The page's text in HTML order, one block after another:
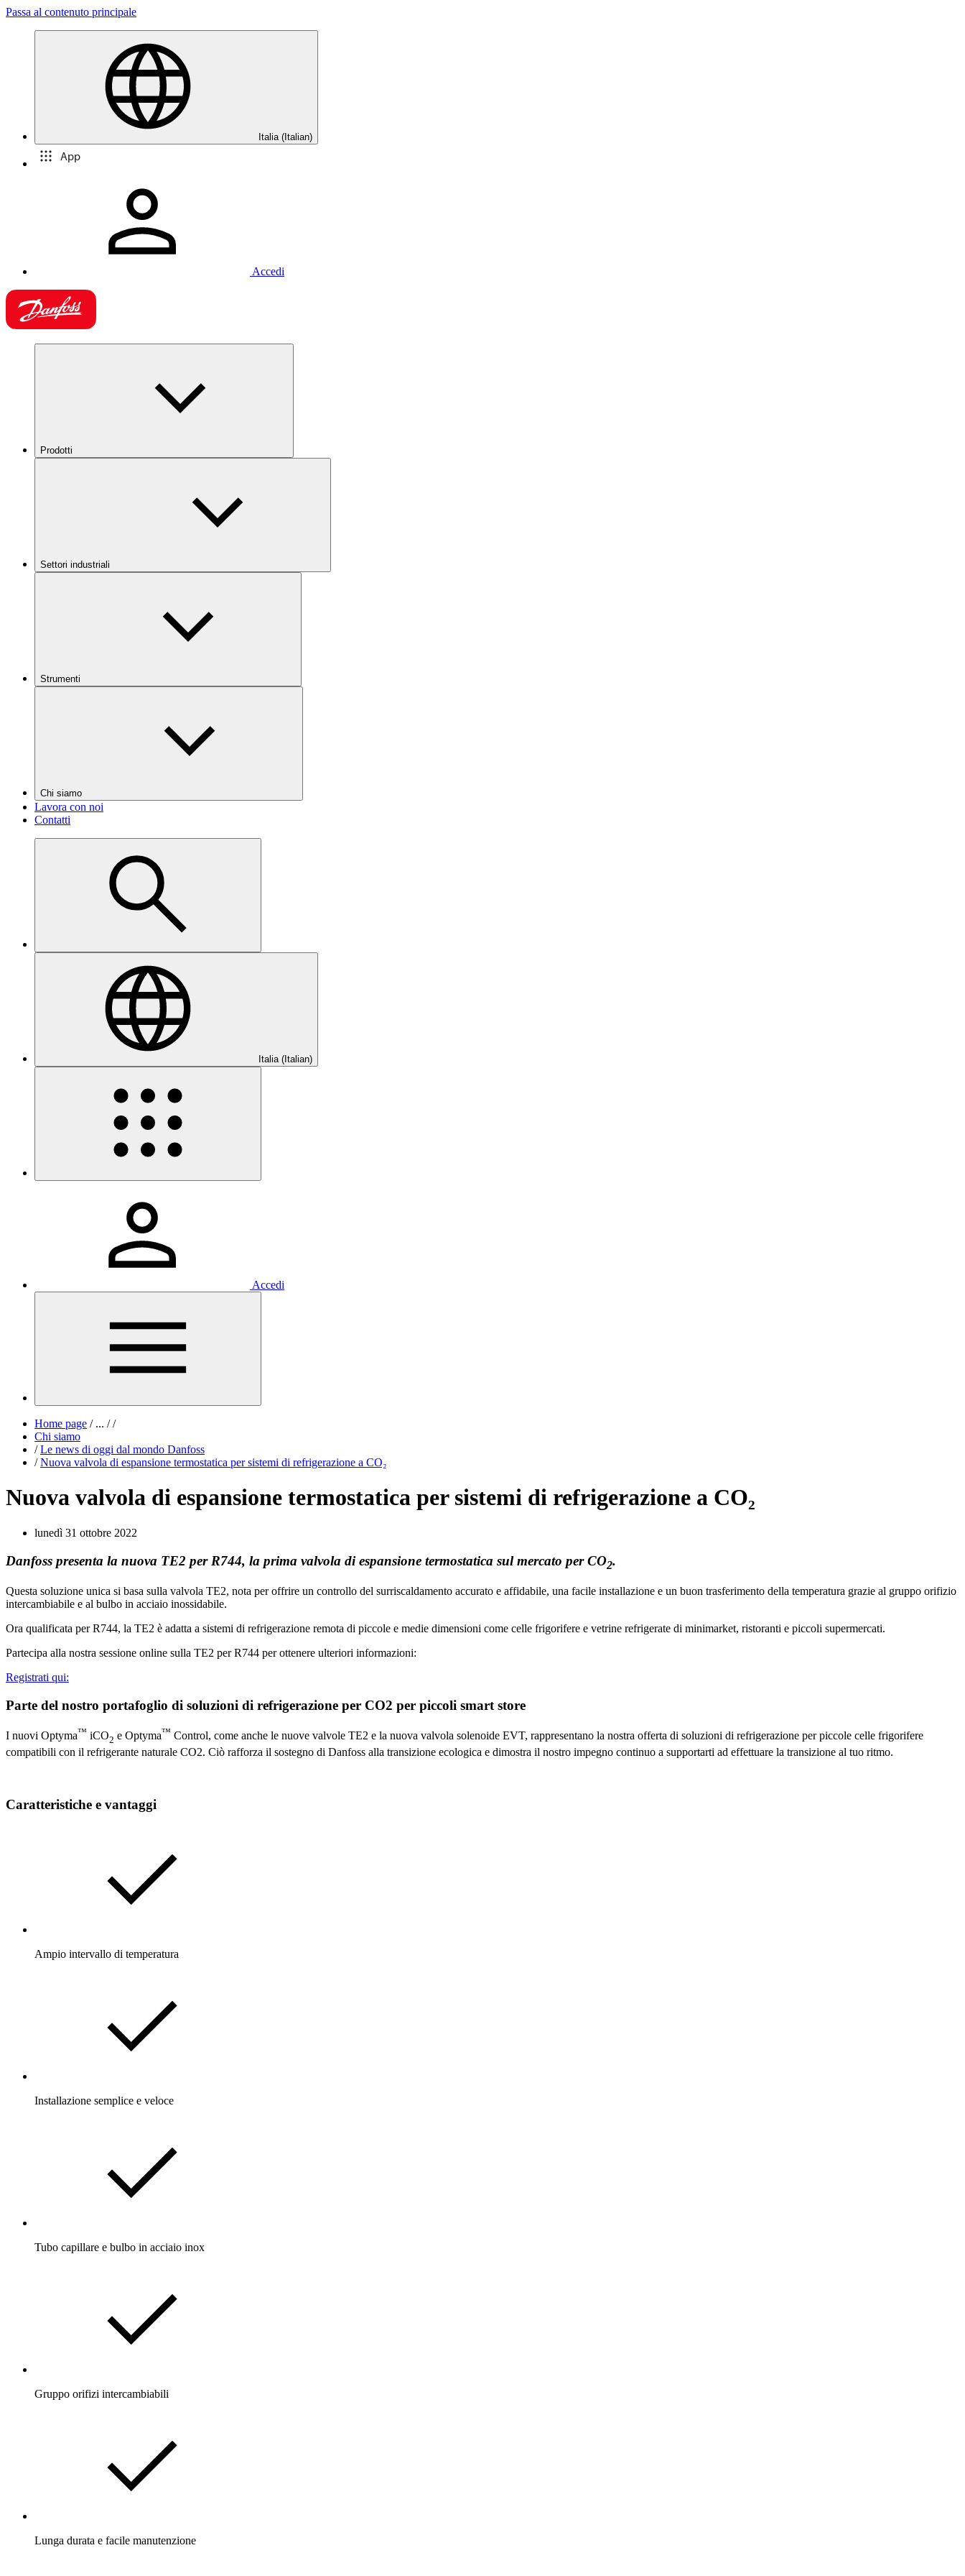
Passa al contenuto principale
Italia (Italian)
App
Accedi
Prodotti
Settori industriali
Strumenti
Chi siamo
Lavora con noi
Contatti
Italia (Italian)
Accedi
Home page /... / /
Chi siamo
/ Le news di oggi dal mondo Danfoss
/ Nuova valvola di espansione termostatica per sistemi di refrigerazione a CO₂
Nuova valvola di espansione termostatica per sistemi di refrigerazione a CO₂
lunedì 31 ottobre 2022
Danfoss presenta la nuova TE2 per R744, la prima valvola di espansione termostatica sul mercato per CO2.
Questa soluzione unica si basa sulla valvola TE2, nota per offrire un controllo del surriscaldamento accurato e affidabile, una facile installazione e un buon trasferimento della temperatura grazie al gruppo orifizio
intercambiabile e al bulbo in acciaio inossidabile.
Ora qualificata per R744, la TE2 è adatta a sistemi di refrigerazione remota di piccole e medie dimensioni come celle frigorifere e vetrine refrigerate di minimarket, ristoranti e piccoli supermercati.
Partecipa alla nostra sessione online sulla TE2 per R744 per ottenere ulteriori informazioni:
Registrati qui:
Parte del nostro portafoglio di soluzioni di refrigerazione per CO2 per piccoli smart store
I nuovi Optyma™ iCO2 e Optyma™ Control, come anche le nuove valvole TE2 e la nuova valvola solenoide EVT, rappresentano la nostra offerta di soluzioni di refrigerazione per piccole celle frigorifere
compatibili con il refrigerante naturale CO2. Ciò rafforza il sostegno di Danfoss alla transizione ecologica e dimostra il nostro impegno continuo a supportarti ad effettuare la transizione al tuo ritmo.
Caratteristiche e vantaggi
Ampio intervallo di temperatura
Installazione semplice e veloce
Tubo capillare e bulbo in acciaio inox
Gruppo orifizi intercambiabili
Lunga durata e facile manutenzione